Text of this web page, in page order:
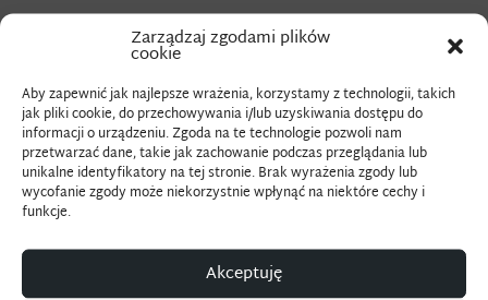
Zarządzaj zgodami plików
cookie
Aby zapewnić jak najlepsze wrażenia, korzystamy z technologii, takich
jak pliki cookie, do przechowywania i/lub uzyskiwania dostępu do
informacji o urządzeniu. Zgoda na te technologie pozwoli nam
przetwarzać dane, takie jak zachowanie podczas przeglądania lub
unikalne identyfikatory na tej stronie. Brak wyrażenia zgody lub
wycofanie zgody może niekorzystnie wpłynąć na niektóre cechy i
funkcje.
Akceptuję
Urodzony 1974 roku w Ostrowcu Świętokrzyskim. Dyplom
w Krakowie. W 2002 zatrudniony na stanowisku naukowo-
technicznym w pracowni grafiki warsztatowej
oraz fotograficznej. Autor wystaw indywidualnych
i grupowych min: 1998 „Politura” – fotogramy, Galeria 5A,
2001 „Sześć ciał” – malarstwo, Pałac Sztuki.
W 2017 współzałożyciel i uczestnik „Teki mazowieckiej”.
Cyklicznej teczki zawierającej prace graficzne studentów